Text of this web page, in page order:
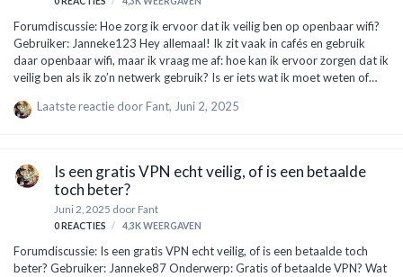
Forumdiscussie: Hoe zorg ik ervoor dat ik veilig ben op openbaar wifi?
Gebruiker: Janneke123 Hey allemaal! Ik zit vaak in cafés en gebruik
daar openbaar wifi, maar ik vraag me af: hoe kan ik ervoor zorgen dat ik
veilig ben als ik zo’n netwerk gebruik? Is er iets wat ik moet weten of
vraag, en het is superbelangrijk om hier bij stil te staan. Openbare wifi-
versleutelt je internetverbinding. Dit betekent dat zelfs als iemand
probeert mee te kijken, ze…
Laatste reactie doorFant, Juni 2, 2025
Is een gratis VPN echt veilig, of is een betaalde
toch beter?
Juni 2, 2025 door Fant
0REACTIES 4,3K WEERGAVEN
Forumdiscussie: Is een gratis VPN echt veilig, of is een betaalde toch
beter? Gebruiker: Janneke87 Onderwerp: Gratis of betaalde VPN? Wat